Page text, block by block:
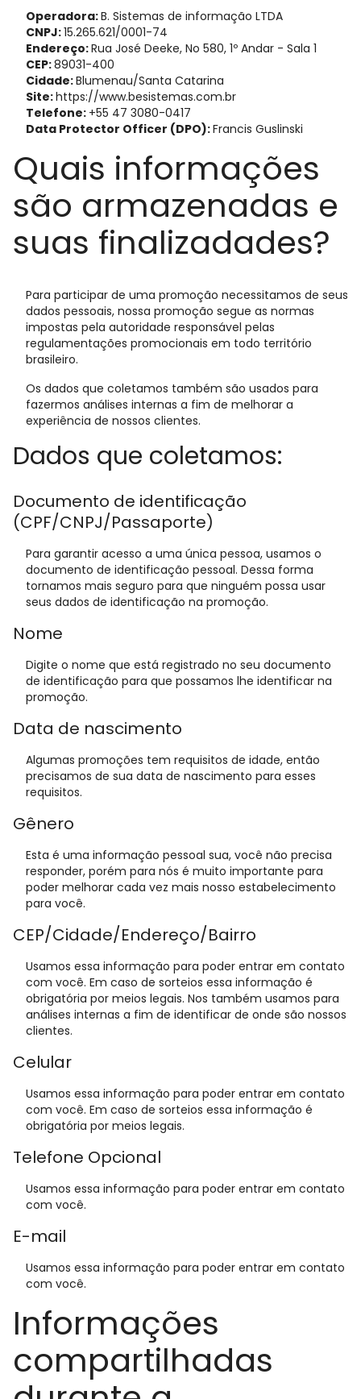
Operadora:B. Sistemas de informação LTDA
CNPJ:15.265.621/0001-74
Endereço:Rua José Deeke, No 580, 1º Andar - Sala 1
CEP:89031-400
Cidade:Blumenau/Santa Catarina
Site:https://www.besistemas.com.br
Telefone: +55 47 3080-0417
Data Protector Officer (DPO):Francis Guslinski
Quais informações
são armazenadas e
suas finalizadades?
Para participar de uma promoção necessitamos de seus
dados pessoais, nossa promoção segue as normas
impostas pela autoridade responsável pelas
regulamentações promocionais em todo território
brasileiro.
Os dados que coletamos também são usados para
fazermos análises internas a fim de melhorar a
experiência de nossos clientes.
Dados que coletamos:
Documento de identificação
(CPF/CNPJ/Passaporte)
Para garantir acesso a uma única pessoa, usamos o
documento de identificação pessoal. Dessa forma
tornamos mais seguro para que ninguém possa usar
seus dados de identificação na promoção.
Nome
Digite o nome que está registrado no seu documento
de identificação para que possamos lhe identificar na
promoção.
Data de nascimento
Algumas promoções tem requisitos de idade, então
precisamos de sua data de nascimento para esses
requisitos.
Gênero
Esta é uma informação pessoal sua, você não precisa
responder, porém para nós é muito importante para
poder melhorar cada vez mais nosso estabelecimento
para você.
CEP/Cidade/Endereço/Bairro
Usamos essa informação para poder entrar em contato
com você. Em caso de sorteios essa informação é
obrigatória por meios legais. Nos também usamos para
análises internas a fim de identificar de onde são nossos
clientes.
Celular
Usamos essa informação para poder entrar em contato
com você. Em caso de sorteios essa informação é
obrigatória por meios legais.
Telefone Opcional
Usamos essa informação para poder entrar em contato
com você.
E-mail
Usamos essa informação para poder entrar em contato
com você.
Informações
compartilhadas